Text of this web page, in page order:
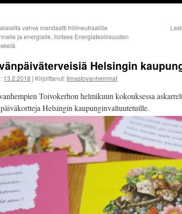
vahva mandaatti hiilineutraalille
ja energialle, iloitsee Energiateollisuuden
Helsingin
13.2.2018 | Kirjoittanut: Ilmastovanhemmat
Toivokerhon helmikuun kokouksessa
Helsingin kaupunginvaltuutetuille.